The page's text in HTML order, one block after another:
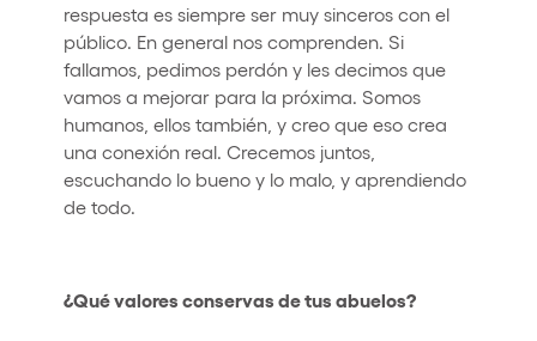
respuesta es siempre ser muy sinceros con el
público. En general nos comprenden. Si
fallamos, pedimos perdón y les decimos que
vamos a mejorar para la próxima. Somos
humanos, ellos también, y creo que eso crea
una conexión real. Crecemos juntos,
escuchando lo bueno y lo malo, y aprendiendo
de todo.
¿Qué valores conservas de tus abuelos?